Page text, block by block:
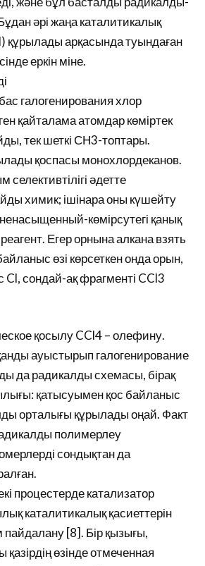
әрі жаңа каталитикалық
құрылады арқасында туындаған
еркін міне.
галогенирования хлор
қайталама атомдар көміртек
тек шеткі СН3-топтары.
қоспасы монохлордеканов.
әдетте
химик; ішінара оны күшейту
көмірсутегі қанық
Егер орнына алкана взять
өзі көрсеткен онда орын,
Cl, сондай-ақ фрагменті CCl3
қосылу CCl4 – олефину.
ауыстырып галогенирование
да радикалды схемасы, бірақ
қатысуымен қос байланыс
орталығы құрылады оңай. Факт
полимерлеу
сондықтан да
процестерде катализатор
каталитикалық қасиеттерін
пайдалану [8]. Бір қызығы,
өзінде отмеченная